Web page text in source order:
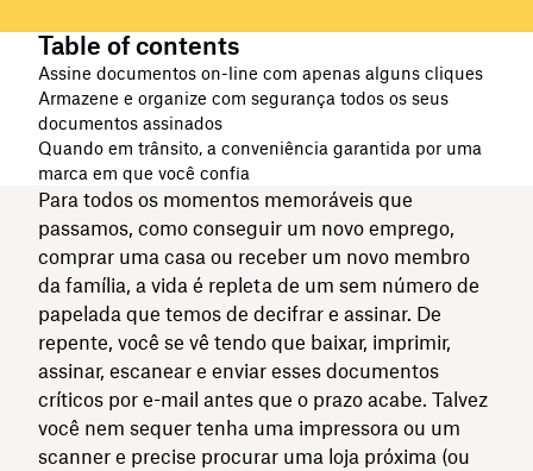
Table of contents
Assine documentos on-line com apenas alguns cliques
Armazene e organize com segurança todos os seus
documentos assinados
Quando em trânsito, a conveniência garantida por uma
marca em que você confia
Para todos os momentos memoráveis que
passamos, como conseguir um novo emprego,
comprar uma casa ou receber um novo membro
da família, a vida é repleta de um sem número de
papelada que temos de decifrar e assinar. De
repente, você se vê tendo que baixar, imprimir,
assinar, escanear e enviar esses documentos
críticos por e-mail antes que o prazo acabe. Talvez
você nem sequer tenha uma impressora ou um
scanner e precise procurar uma loja próxima (ou